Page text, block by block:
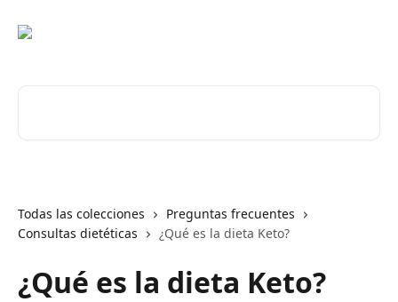
Todas las colecciones
Preguntas frecuentes
Consultas dietéticas
¿Qué es la dieta Keto?
¿Qué es la dieta Keto?